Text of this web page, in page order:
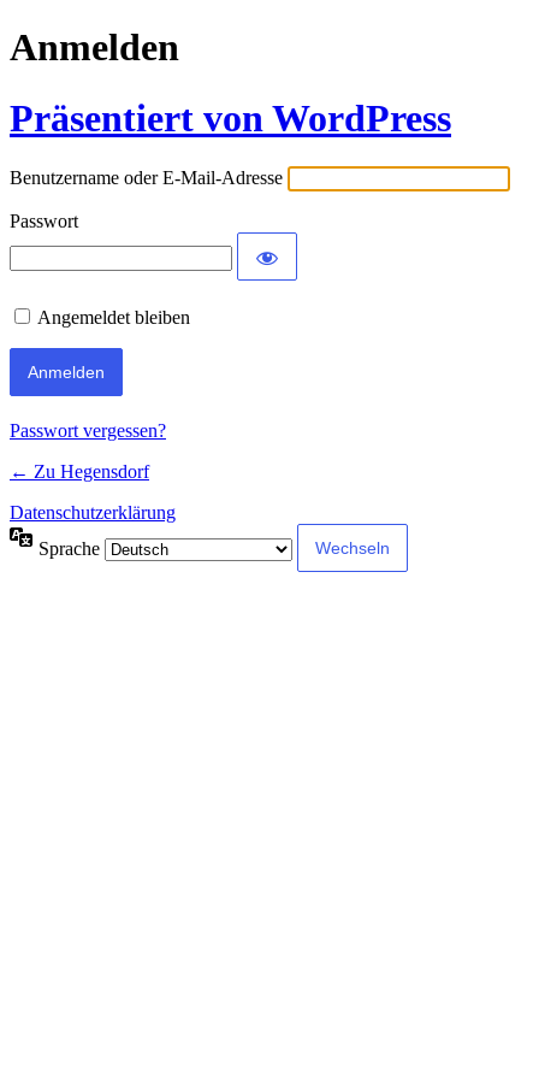
Anmelden
Präsentiert von WordPress
Benutzername oder E-Mail-Adresse
Passwort
Angemeldet bleiben
Passwort vergessen?
← Zu Hegensdorf
Datenschutzerklärung
Sprache